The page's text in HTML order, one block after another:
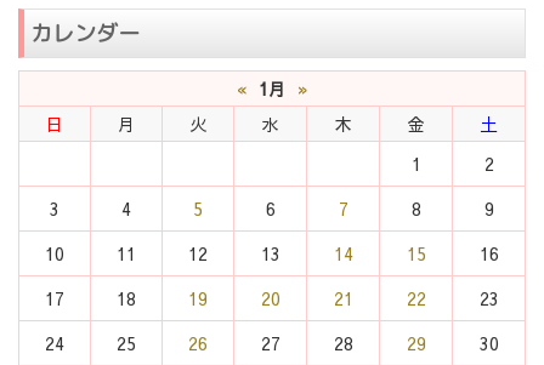
カレンダー
« 1月
»
日
月 火 水 木 金
土
1
2
3
4 5 6 7 8
9
10
11 12 13 14 15
16
17
18 19 20 21 22
23
24
25 26 27 28 29
30